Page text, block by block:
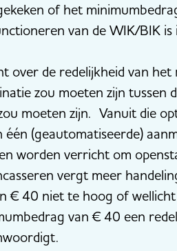
of het
van de WIK/BIK
over de redelijkheid van
zou moeten zijn tussen
moeten zijn. Vanuit die
(geautomatiseerde)
worden verricht om
vergt meer
€ 40 niet te hoog of
van € 40 een